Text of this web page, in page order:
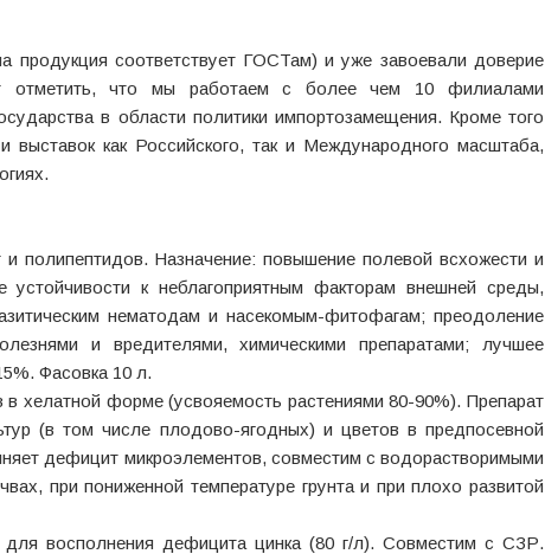
продукция соответствует ГОСТам) и уже завоевали доверие
отметить, что мы работаем с более чем 10 филиалами
в области политики импортозамещения. Кроме того
как Российского, так и Международного масштаба,
полипептидов. Назначение: повышение полевой всхожести и
к неблагоприятным факторам внешней среды,
нематодам и насекомым-фитофагам; преодоление
и вредителями, химическими препаратами; лучшее
Фасовка 10 л.
хелатной форме (усвояемость растениями 80-90%). Препарат
(в том числе плодово-ягодных) и цветов в предпосевной
дефицит микроэлементов, совместим с водорастворимыми
при пониженной температуре грунта и при плохо развитой
восполнения дефицита цинка (80 г/л). Совместим с СЗР.